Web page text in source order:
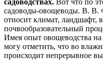
садоводствах. Вот что по
садоводы-овощеводы. В. В.
относит климат, ландшафт,
почвообразовательный
Имея опыт овощеводства
могу отметить, что во
происходит непрерывное